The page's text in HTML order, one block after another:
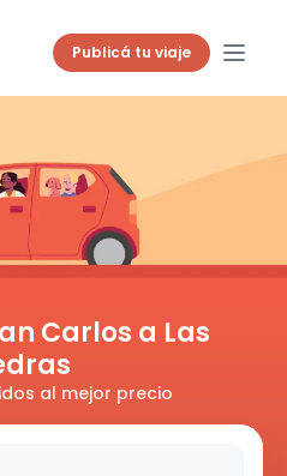
Publicá tu viaje
Carlos a Las
al mejor precio